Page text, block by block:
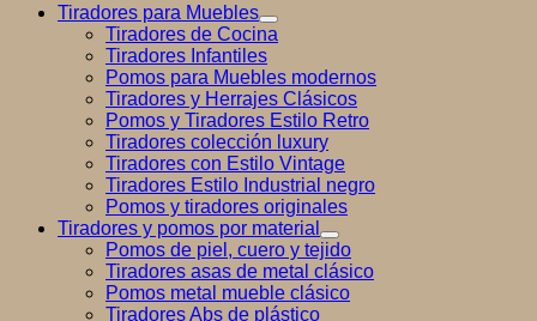
Tiradores para Muebles
Tiradores de Cocina
Tiradores Infantiles
Pomos para Muebles modernos
Tiradores y Herrajes Clásicos
Pomos y Tiradores Estilo Retro
Tiradores colección luxury
Tiradores con Estilo Vintage
Tiradores Estilo Industrial negro
Pomos y tiradores originales
Tiradores y pomos por material
Pomos de piel, cuero y tejido
Tiradores asas de metal clásico
Pomos metal mueble clásico
Tiradores Abs de plástico